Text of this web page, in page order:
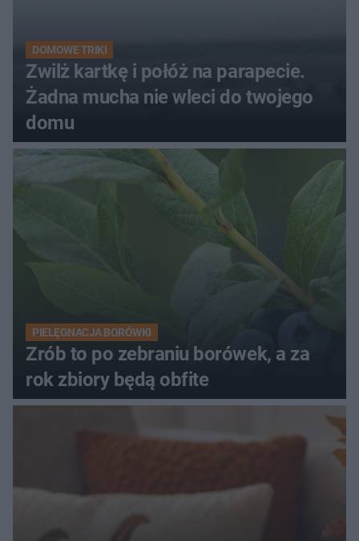
DOMOWE TRIKI
Zwilż kartkę i połóż na parapecie.
Żadna mucha nie wleci do twojego
domu
PIELĘGNACJA BORÓWKI
Zrób to po zebraniu borówek, a za
rok zbiory będą obfite